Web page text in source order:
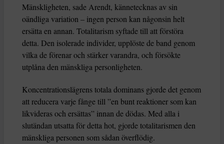
Mänskligheten, sade Arendt, kännetecknas av sin
oändliga variation – ingen person kan någonsin helt
ersätta en annan. Totalitarism syftade till att förstöra
detta. Den isolerade individer, upplöste de band genom
vilka de förenar och stärker varandra, och försökte
utplåna den mänskliga personligheten.
Koncentrationslägrens totala dominans gjorde det genom
att reducera varje fånge till ”en bunt reaktioner som kan
likvideras och ersättas” innan de dödas. Med alla i
slutändan utsatta för detta hot, gjorde totalitarismen den
mänskliga personen som sådan överflödig.